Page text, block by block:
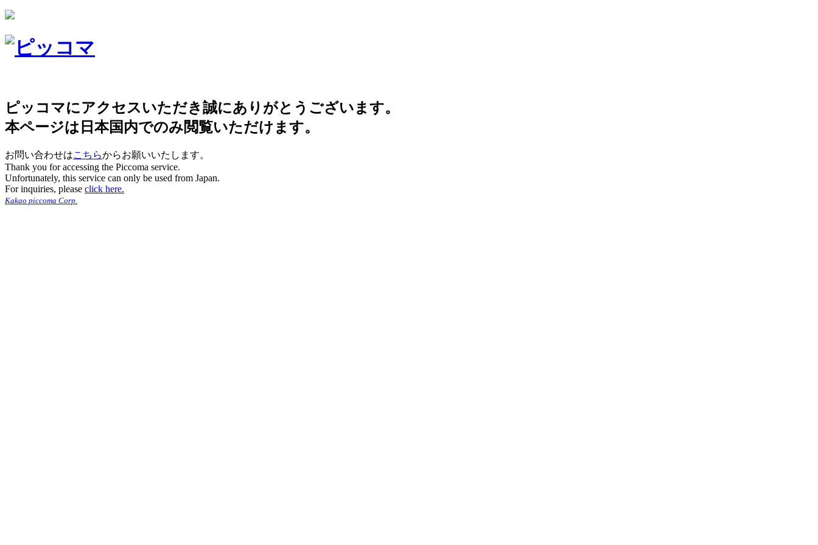
ピッコマにアクセスいただき誠にありがとうございます。
本ページは日本国内でのみ閲覧いただけます。
お問い合わせはこちらからお願いいたします。
Thank you for accessing the Piccoma service.
Unfortunately, this service can only be used from Japan.
For inquiries, please click here.
Kakao piccoma Corp.